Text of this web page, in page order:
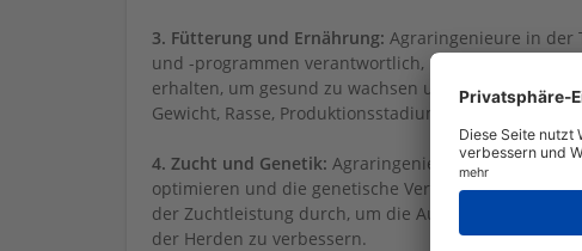
3. Fütterung und Ernährung: Agraringenieure in der
und -programmen verantwortlich, um
erhalten, um gesund zu wachsen und optimale
Gewicht, Rasse, Produktionsstadium und
4. Zucht und Genetik: Agraringenieure arbeiten eng
optimieren und die genetische Verbesserung von
der Zuchtleistung durch, um die Auswahl der
der Herden zu verbessern.